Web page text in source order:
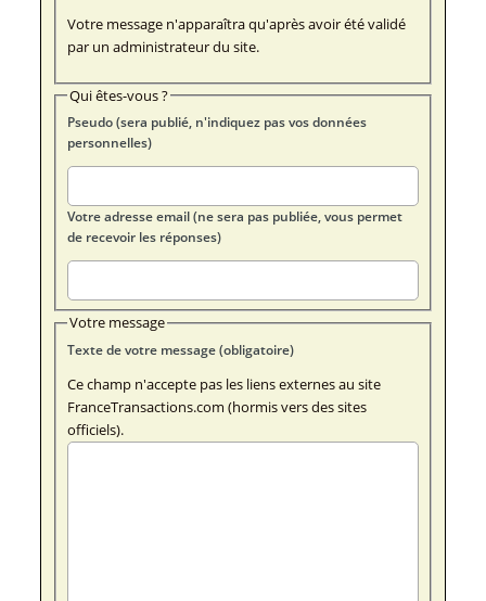
Votre message n'apparaîtra qu'après avoir été validé
par un administrateur du site.
Qui êtes-vous ?
Pseudo (sera publié, n'indiquez pas vos données
personnelles)
Votre adresse email (ne sera pas publiée, vous permet
de recevoir les réponses)
Votre message
Texte de votre message (obligatoire)
Ce champ n'accepte pas les liens externes au site
FranceTransactions.com (hormis vers des sites
officiels).